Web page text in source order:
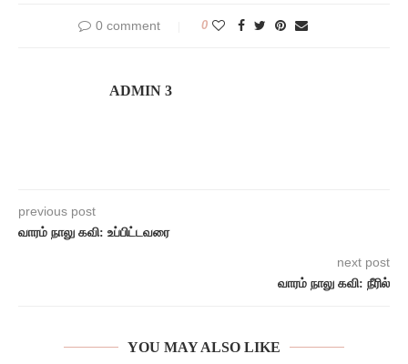
0 comment 0
ADMIN 3
previous post
வாரம் நாலு கவி: உப்பிட்டவரை
next post
வாரம் நாலு கவி: நீரில்
YOU MAY ALSO LIKE